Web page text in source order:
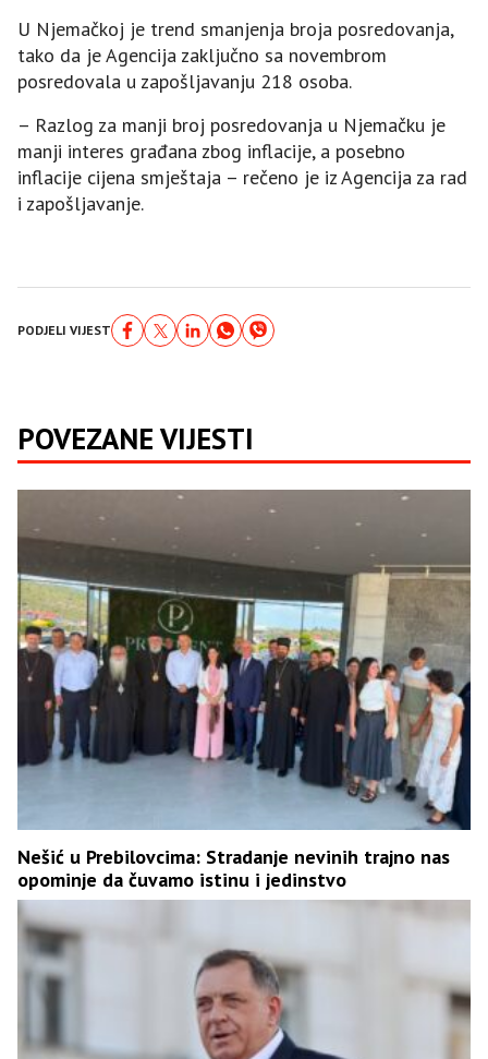
U Njemačkoj je trend smanjenja broja posredovanja,
tako da je Agencija zaključno sa novembrom
posredovala u zapošljavanju 218 osoba.
– Razlog za manji broj posredovanja u Njemačku je
manji interes građana zbog inflacije, a posebno
inflacije cijena smještaja – rečeno je iz Agencija za rad
i zapošljavanje.
PODJELI VIJEST
POVEZANE VIJESTI
Nešić u Prebilovcima: Stradanje nevinih trajno nas
opominje da čuvamo istinu i jedinstvo